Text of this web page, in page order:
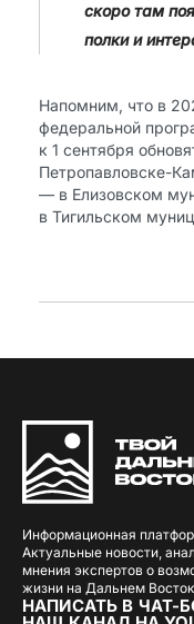
скоро там
полки и
Напомним, что в
федеральной
к 1 сентября
Петропавловске-
— в Елизовском
в Тигильском
Информационная
Актуальные новости,
мнения экспертов о
жизни на Дальнем
НАПИСАТЬ В ЧАТ-